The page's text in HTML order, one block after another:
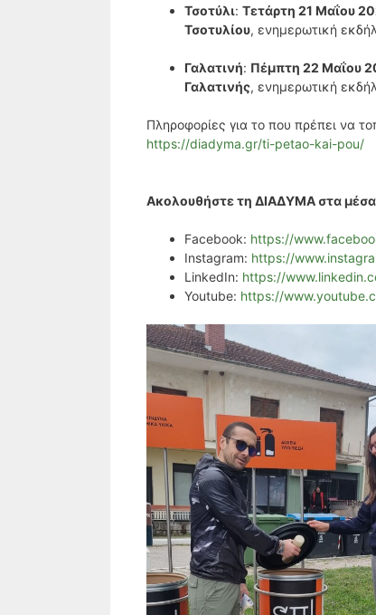
Τσοτύλι: Τετάρτη 21 Μαΐου
Τσοτυλίου, ενημερωτική
Γαλατινή: Πέμπτη 22 Μαΐου
Γαλατινής, ενημερωτική
Πληροφορίες για το που πρέπει να
https://diadyma.gr/ti-petao-kai-pou/
Ακολουθήστε τη ΔΙΑΔΥΜΑ στα
Facebook: https://
Instagram: https://
LinkedIn: https://
Youtube: https://